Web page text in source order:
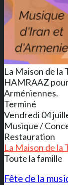
La Maison de
HAMRAAZ
Arméniennes.
Terminé
Vendredi 04
Musique /
Restauration
La Maison de la
Toute la famille
Fête de la